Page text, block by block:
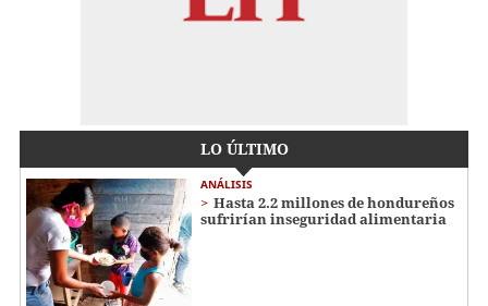
LO ÚLTIMO
ANÁLISIS
Hasta 2.2 millones de hondureños
sufrirían inseguridad alimentaria